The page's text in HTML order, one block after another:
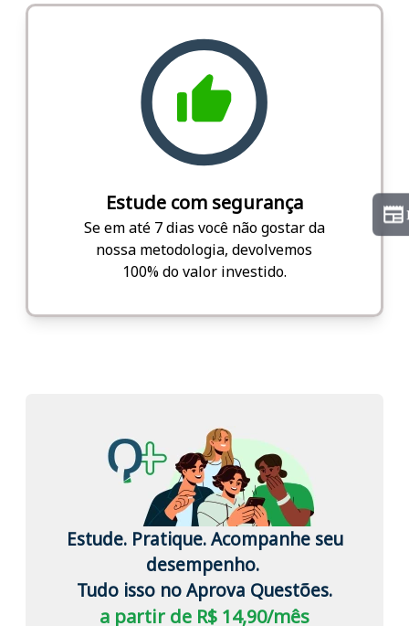
Estude com segurança
Se em até 7 dias você não gostar da
nossa metodologia, devolvemos
100% do valor investido.
Estude. Pratique. Acompanhe seu
desempenho.
Tudo isso no Aprova Questões.
a partir de R$ 14,90/mês